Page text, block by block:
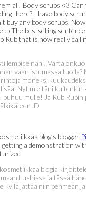
all! Body scrubs <3 Can
there? I have body
buy any body scrubs.
:p The bestselling
Rub that is now really
lempiseinäni!
vaan istumassa tuolla?
moneksi
Nyt mieltäni kuitenkin
puhuu mulle! Ja Rub
:D
blog’s blogger
getting a demonstration
blogia
Lushissa ja tässä
kyllä jättää niin pehmeän